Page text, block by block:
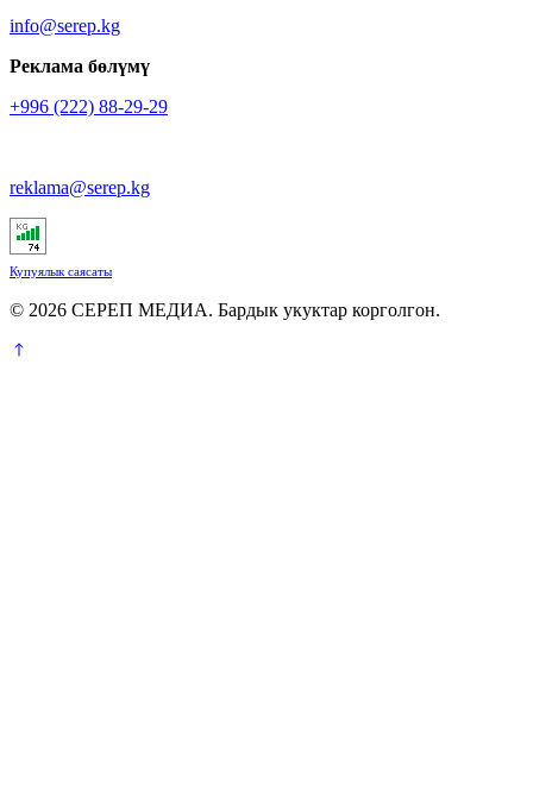
info@serep.kg
Реклама бөлүмү
+996 (222) 88-29-29
reklama@serep.kg
Купуялык саясаты
© 2026 СЕРЕП МЕДИА. Бардык укуктар корголгон.